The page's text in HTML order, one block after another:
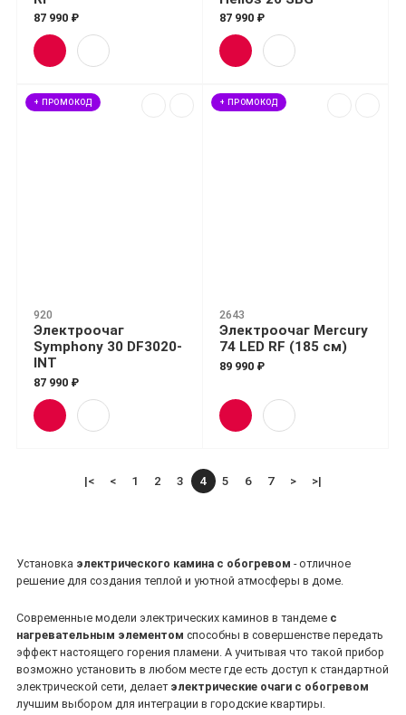
87 990 ₽ 87 990 ₽
+ ПРОМОКОД
920
Электроочаг
Symphony 30 DF3020-
INT
87 990 ₽
+ ПРОМОКОД
2643
Электроочаг Mercury
74 LED RF (185 см)
89 990 ₽
|< < 1 2 3 4 5 6 7 > >|
Установка электрического камина с обогревом - отличное
решение для создания теплой и уютной атмосферы в доме.
Современные модели электрических каминов в тандеме с
нагревательным элементом способны в совершенстве передать
эффект настоящего горения пламени. А учитывая что такой прибор
возможно установить в любом месте где есть доступ к стандартной
электрической сети, делает электрические очаги с обогревом
лучшим выбором для интеграции в городские квартиры.